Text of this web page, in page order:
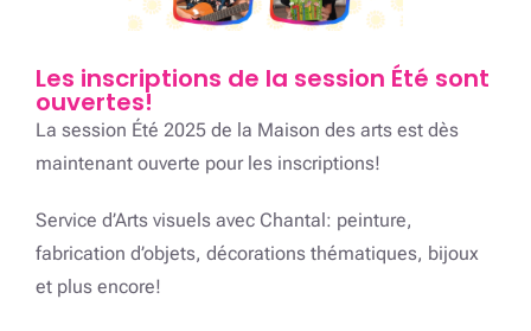
Les inscriptions de la session Été sont
ouvertes!
La session Été 2025 de la Maison des arts est dès
maintenant ouverte pour les inscriptions!
Service d’Arts visuels avec Chantal: peinture,
fabrication d’objets, décorations thématiques, bijoux
et plus encore!